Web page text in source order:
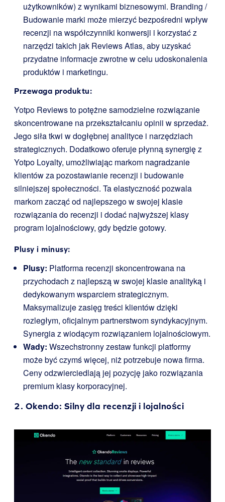
użytkowników) z wynikami biznesowymi. Branding /
Budowanie marki może mierzyć bezpośredni wpływ
recenzji na współczynniki konwersji i korzystać z
narzędzi takich jak Reviews Atlas, aby uzyskać
przydatne informacje zwrotne w celu udoskonalenia
produktów i marketingu.
Przewaga produktu:
Yotpo Reviews to potężne samodzielne rozwiązanie
skoncentrowane na przekształcaniu opinii w sprzedaż.
Jego siła tkwi w dogłębnej analityce i narzędziach
strategicznych. Dodatkowo oferuje płynną synergię z
Yotpo Loyalty, umożliwiając markom nagradzanie
klientów za pozostawianie recenzji i budowanie
silniejszej społeczności. Ta elastyczność pozwala
markom zacząć od najlepszego w swojej klasie
rozwiązania do recenzji i dodać najwyższej klasy
program lojalnościowy, gdy będzie gotowy.
Plusy i minusy:
Plusy: Platforma recenzji skoncentrowana na
przychodach z najlepszą w swojej klasie analityką i
dedykowanym wsparciem strategicznym.
Maksymalizuje zasięg treści klientów dzięki
rozległym, oficjalnym partnerstwom syndykacyjnym.
Synergia z wiodącym rozwiązaniem lojalnościowym.
Wady: Wszechstronny zestaw funkcji platformy
może być czymś więcej, niż potrzebuje nowa firma.
Ceny odzwierciedlają jej pozycję jako rozwiązania
premium klasy korporacyjnej.
2. Okendo: Silny dla recenzji i lojalności